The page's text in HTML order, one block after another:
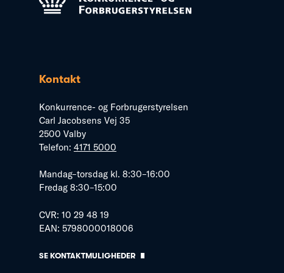
Kontakt
Konkurrence- og Forbrugerstyrelsen
Carl Jacobsens Vej 35
2500 Valby
Telefon: 4171 5000
Mandag–torsdag kl. 8:30–16:00
Fredag 8:30–15:00
CVR: 10 29 48 19
EAN: 5798000018006
SE KONTAKTMULIGHEDER